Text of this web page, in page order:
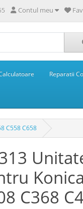
Contul meu
Reparatii
C558 C658
C368